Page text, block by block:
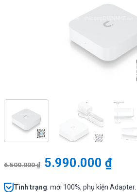
6.500.000₫ 5.990.000₫
Tình trạng: mới 100%, phụ kiện Adapter.